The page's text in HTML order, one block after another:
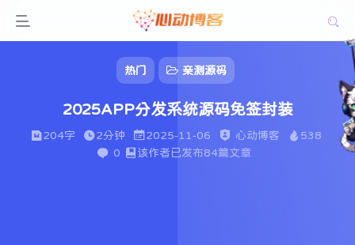
热门 亲测源码
2025APP分发系统源码免签封装
204字 2分钟 2025-11-06 心动博客
538
0
该作者已发布84篇文章